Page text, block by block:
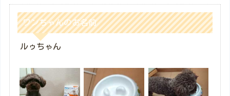
ワンちゃんのお名前
ルゥちゃん